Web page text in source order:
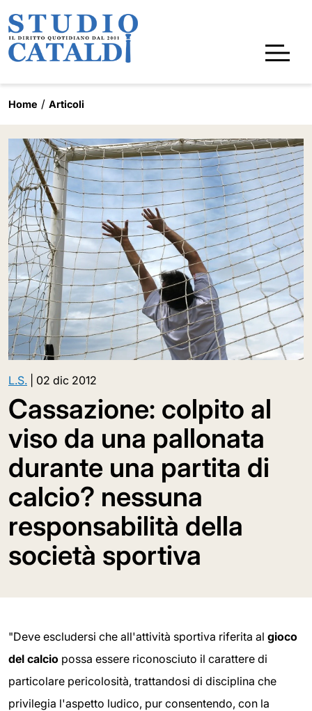
Home Articoli
L.S. 02 dic 2012
Cassazione: colpito al
viso da una pallonata
durante una partita di
calcio? nessuna
responsabilità della
società sportiva
"Deve escludersi che all'attività sportiva riferita al gioco
del calcio possa essere riconosciuto il carattere di
particolare pericolosità, trattandosi di disciplina che
privilegia l'aspetto ludico, pur consentendo, con la